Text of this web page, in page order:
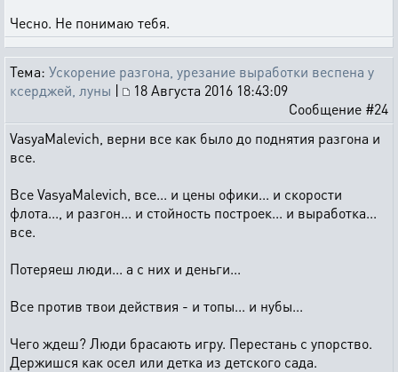
Чесно. Не понимаю тебя.
Тема: Ускорение разгона, урезание выработки веспена у
ксерджей, луны |
18 Августа 2016 18:43:09
Сообщение #24
VasyaMalevich, верни все как было до поднятия разгона и
все.
Все VasyaMalevich, все... и цены офики... и скорости
флота..., и разгон... и стойность построек... и выработка...
все.
Потеряеш люди... а с них и деньги...
Все против твои действия - и топы... и нубы...
Чего ждеш? Люди брасають игру. Перестань с упорство.
Держишся как осел или детка из детского сада.